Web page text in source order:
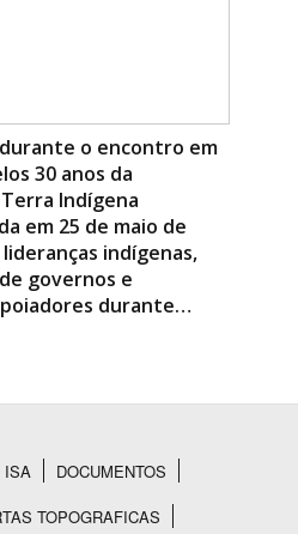
o encontro em
30 anos da
Indígena
em 25 de maio de
indígenas,
governos e
durante…
ISA
DOCUMENTOS
TOPOGRAFICAS